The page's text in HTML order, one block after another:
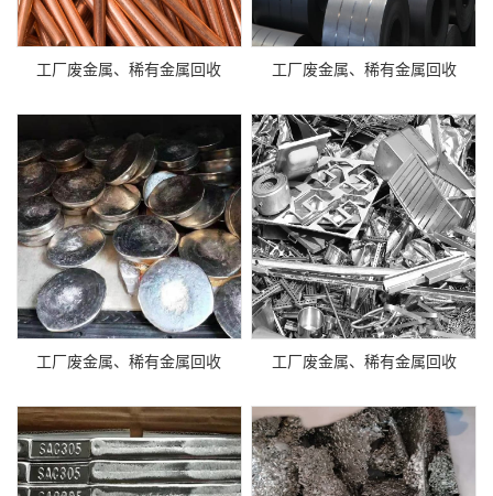
工厂废金属、稀有金属回收 工厂废金属、稀有金属回收
工厂废金属、稀有金属回收 工厂废金属、稀有金属回收